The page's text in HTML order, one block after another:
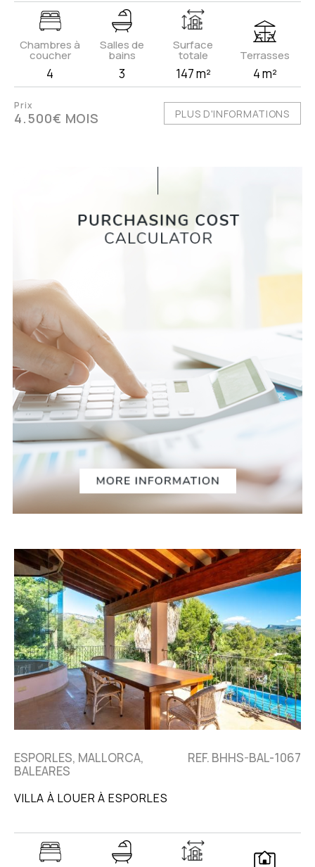
Chambres à
coucher
4
Salles de
bains
3
Surface
totale
147 m²
Terrasses
4 m²
Prix
4.500€ MOIS PLUS D'INFORMATIONS
ESPORLES, MALLORCA,
BALEARES
REF. BHHS-BAL-1067
VILLA À LOUER À ESPORLES